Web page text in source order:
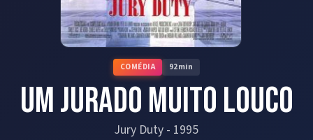
COMÉDIA 92min
Um Jurado Muito Louco
Jury Duty - 1995